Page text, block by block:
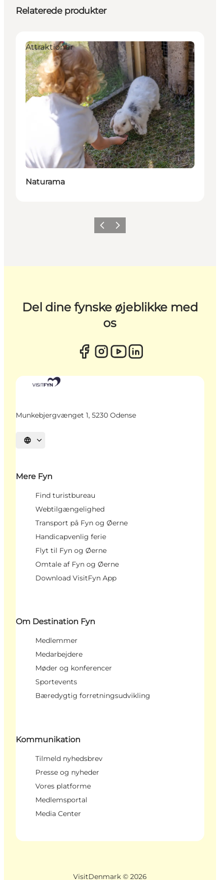
Relaterede produkter
Attraktioner
Naturama
ForrigeNæste
Del dine fynske øjeblikke med
os
Munkebjergvænget 1, 5230 Odense
Vælg sprog
Mere Fyn
Find turistbureau
Webtilgængelighed
Transport på Fyn og Øerne
Handicapvenlig ferie
Flyt til Fyn og Øerne
Omtale af Fyn og Øerne
Download VisitFyn App
Om Destination Fyn
Medlemmer
Medarbejdere
Møder og konferencer
Sportevents
Bæredygtig forretningsudvikling
Kommunikation
Tilmeld nyhedsbrev
Presse og nyheder
Vores platforme
Medlemsportal
Media Center
VisitDenmark © 2026